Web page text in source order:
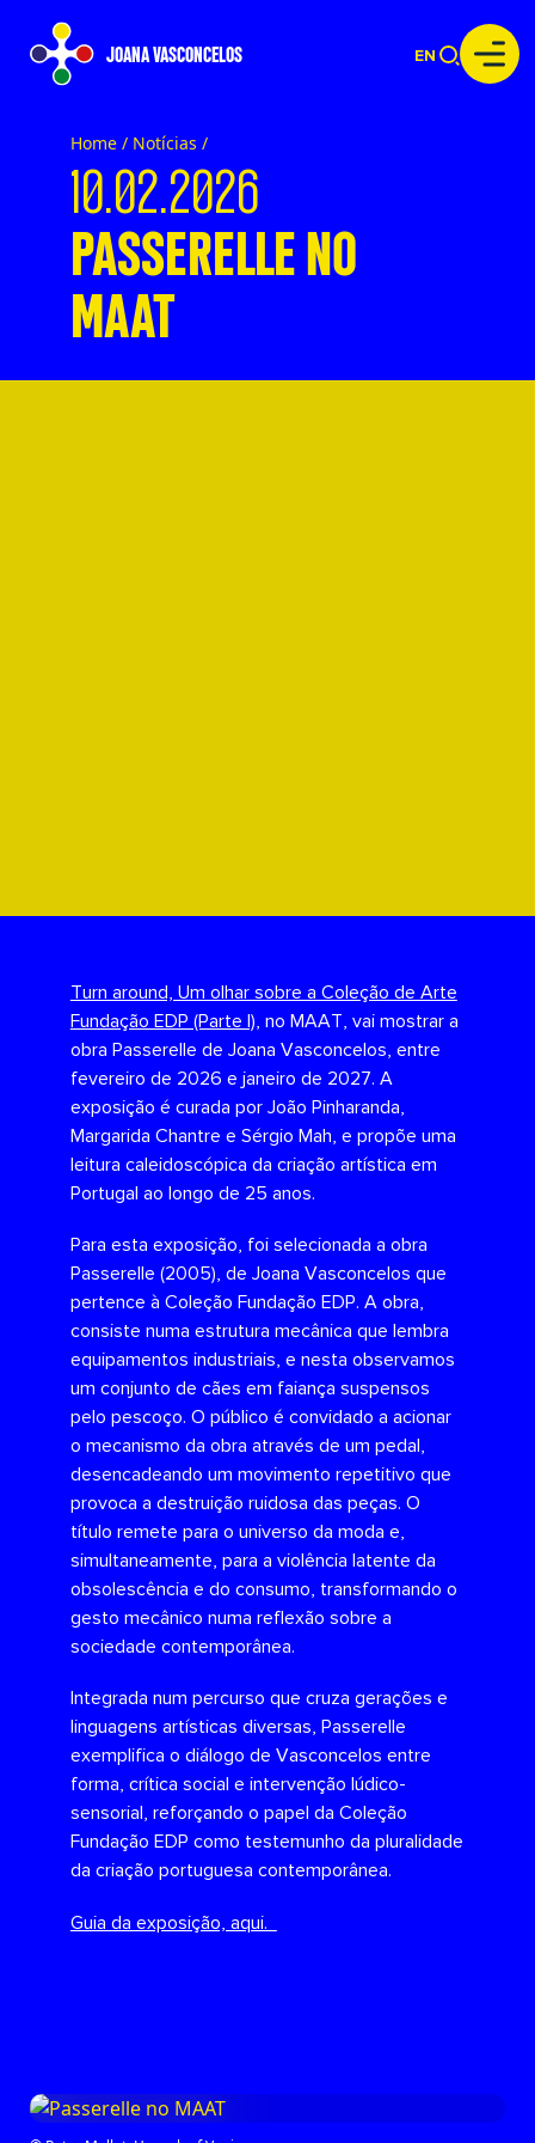
JOANA VASCONCELOS EN
Home / Notícias /
10.02.2026
PASSERELLE NO
MAAT
Turn around, Um olhar sobre a Coleção de Arte
Fundação EDP (Parte I), no MAAT, vai mostrar a
obra Passerelle de Joana Vasconcelos, entre
fevereiro de 2026 e janeiro de 2027. A
exposição é curada por João Pinharanda,
Margarida Chantre e Sérgio Mah, e propõe uma
leitura caleidoscópica da criação artística em
Portugal ao longo de 25 anos.
Para esta exposição, foi selecionada a obra
Passerelle (2005), de Joana Vasconcelos que
pertence à Coleção Fundação EDP. A obra,
consiste numa estrutura mecânica que lembra
equipamentos industriais, e nesta observamos
um conjunto de cães em faiança suspensos
pelo pescoço. O público é convidado a acionar
o mecanismo da obra através de um pedal,
desencadeando um movimento repetitivo que
provoca a destruição ruidosa das peças. O
título remete para o universo da moda e,
simultaneamente, para a violência latente da
obsolescência e do consumo, transformando o
gesto mecânico numa reflexão sobre a
sociedade contemporânea.
Integrada num percurso que cruza gerações e
linguagens artísticas diversas, Passerelle
exemplifica o diálogo de Vasconcelos entre
forma, crítica social e intervenção lúdico-
sensorial, reforçando o papel da Coleção
Fundação EDP como testemunho da pluralidade
da criação portuguesa contemporânea.
Guia da exposição, aqui.